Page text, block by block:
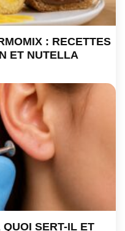
: RECETTES
ET NUTELLA
SERT-IL ET